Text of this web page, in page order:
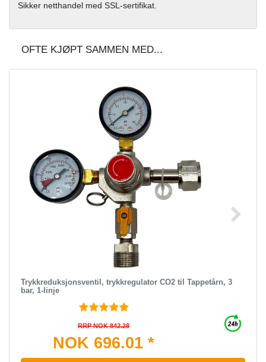
Sikker netthandel med SSL-sertifikat.
OFTE KJØPT SAMMEN MED...
Trykkreduksjonsventil, trykkregulator CO2 til Tappetårn, 3
bar, 1-linje
RRP NOK 842.28
NOK 696.01 *